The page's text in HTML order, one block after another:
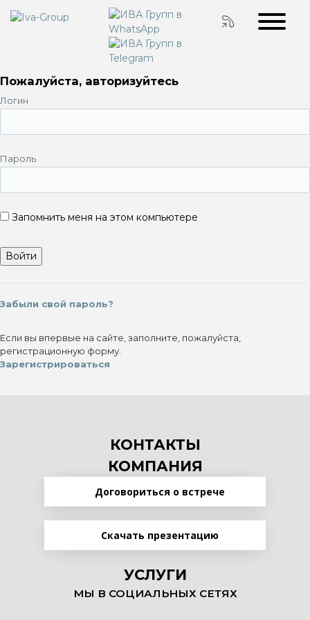
Пожалуйста, авторизуйтесь
Логин
Пароль
Запомнить меня на этом компьютере
Забыли свой пароль?
Если вы впервые на сайте, заполните, пожалуйста,
регистрационную форму.
Зарегистрироваться
КОНТАКТЫ
КОМПАНИЯ
Договориться о встрече
Скачать презентацию
УСЛУГИ
МЫ В СОЦИАЛЬНЫХ СЕТЯХ